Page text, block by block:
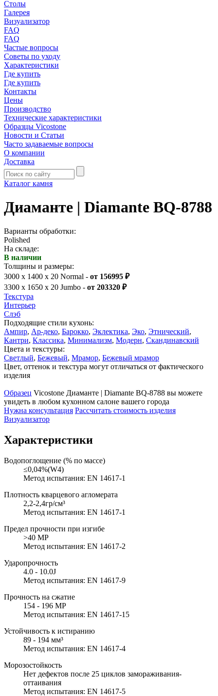
Столы
Галерея
Визуализатор
FAQ
FAQ
Частые вопросы
Советы по уходу
Характеристики
Где купить
Где купить
Контакты
Цены
Производство
Технические характеристики
Образцы Vicostone
Новости и Статьи
Часто задаваемые вопросы
О компании
Доставка
Каталог камня
Диаманте | Diamante BQ-8788
Варианты обработки:
Polished
На складе:
В наличии
Толщины и размеры:
3000 x 1400 x 20 Normal - от 156995 ₽
3300 x 1650 x 20 Jumbo - от 203320 ₽
Текстура
Интерьер
Слэб
Подходящие стили кухонь:
Ампир, Ар-деко, Барокко, Эклектика, Эко, Этнический,
Кантри, Классика, Минимализм, Модерн, Скандинавский
Цвета и текстуры:
Светлый, Бежевый, Мрамор, Бежевый мрамор
Цвет, оттенок и текстура могут отличаться от фактического
изделия
Образец Vicostone Диаманте | Diamante BQ-8788 вы можете
увидеть в любом кухонном салоне вашего города
Нужна консультация Рассчитать стоимость изделия
Визуализатор
Характеристики
Водопоглощение (% по массе)
≤0,04%(W4)
Метод испытания: EN 14617-1
Плотность кварцевого агломерата
2,2-2,4гр/см³
Метод испытания: EN 14617-1
Предел прочности при изгибе
>40 MP
Метод испытания: EN 14617-2
Ударопрочность
4.0 - 10.0J
Метод испытания: EN 14617-9
Прочность на сжатие
154 - 196 MP
Метод испытания: EN 14617-15
Устойчивость к истиранию
89 - 194 мм³
Метод испытания: EN 14617-4
Морозостойкость
Нет дефектов после 25 циклов замораживания-
оттаивания
Метод испытания: EN 14617-5